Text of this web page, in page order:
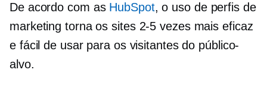
De acordo com as HubSpot, o uso de perfis de
marketing torna os sites 2-5 vezes mais eficaz
e fácil de usar para os visitantes do público-
alvo.